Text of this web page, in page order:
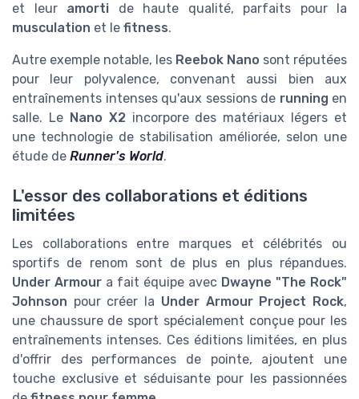
et leur amorti de haute qualité, parfaits pour la
musculation et le fitness.
Autre exemple notable, les Reebok Nano sont réputées
pour leur polyvalence, convenant aussi bien aux
entraînements intenses qu'aux sessions de running en
salle. Le Nano X2 incorpore des matériaux légers et
une technologie de stabilisation améliorée, selon une
étude de Runner's World.
L'essor des collaborations et éditions
limitées
Les collaborations entre marques et célébrités ou
sportifs de renom sont de plus en plus répandues.
Under Armour a fait équipe avec Dwayne "The Rock"
Johnson pour créer la Under Armour Project Rock,
une chaussure de sport spécialement conçue pour les
entraînements intenses. Ces éditions limitées, en plus
d'offrir des performances de pointe, ajoutent une
touche exclusive et séduisante pour les passionnées